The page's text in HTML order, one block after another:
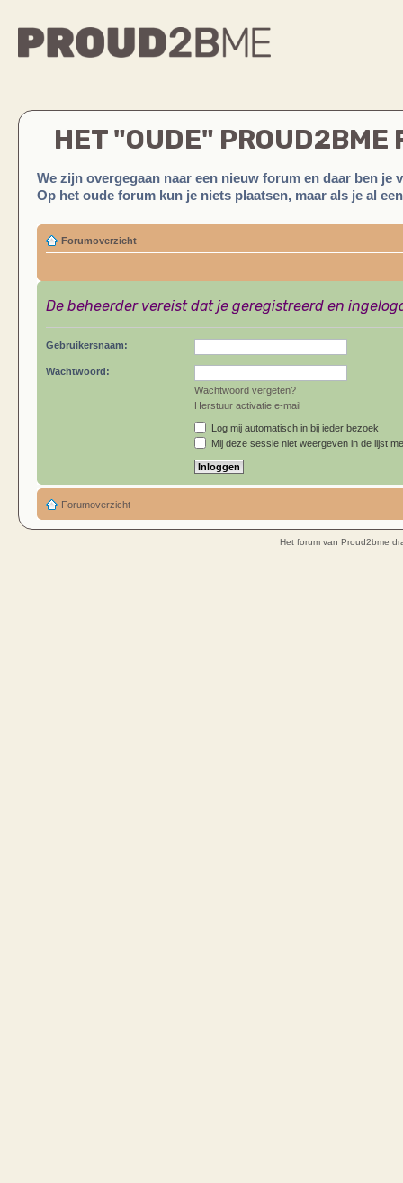
HET "OUDE" PROUD2BME
We zijn overgegaan naar een nieuw forum en daar ben je
Op het oude forum kun je niets plaatsen, maar als je al
Forumoverzicht
De beheerder vereist dat je geregistreerd en
Gebruikersnaam:
Wachtwoord:
Wachtwoord vergeten?
Herstuur activatie e-mail
Log mij automatisch in bij ieder bezoek
Mij deze sessie niet weergeven in de lijst
Forumoverzicht
Het forum van Proud2bme